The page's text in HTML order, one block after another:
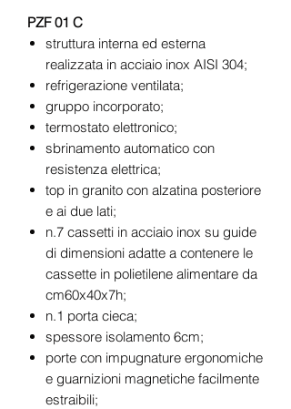
PZF 01 C
struttura interna ed esterna
realizzata in acciaio inox AISI 304;
refrigerazione ventilata;
gruppo incorporato;
termostato elettronico;
sbrinamento automatico con
resistenza elettrica;
top in granito con alzatina posteriore
e ai due lati;
n.7 cassetti in acciaio inox su guide
di dimensioni adatte a contenere le
cassette in polietilene alimentare da
cm60x40x7h;
n.1 porta cieca;
spessore isolamento 6cm;
porte con impugnature ergonomiche
e guarnizioni magnetiche facilmente
estraibili;